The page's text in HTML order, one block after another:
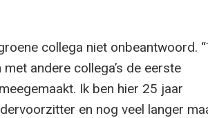
collega niet onbeantwoord.
andere collega’s de eerste
Ik ben hier 25 jaar
en nog veel langer